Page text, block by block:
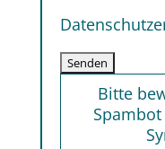
Bitte